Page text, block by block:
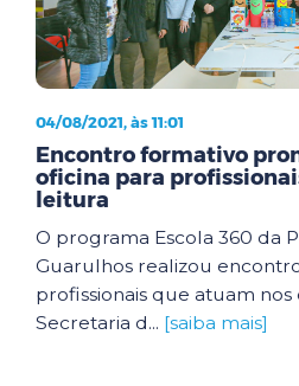
04/08/2021, às 11:01
Encontro formativo
oficina para
leitura
O programa Escola 360 da
Guarulhos realizou
profissionais que atuam
Secretaria d... [saiba mais]